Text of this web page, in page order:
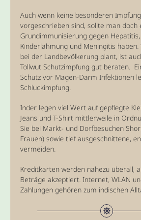
Auch wenn keine besonderen
vorgeschrieben sind, sollte man doch
Grundimmunisierung gegen Hepatitis,
Kinderlähmung und Meningitis haben.
bei der Landbevölkerung plant, ist
Tollwut Schutzimpfung gut beraten.
Schutz vor Magen-Darm Infektionen
Schluckimpfung.
Inder legen viel Wert auf gepflegte
Jeans und T-Shirt mittlerweile in
Sie bei Markt- und Dorfbesuchen
Frauen) sowie tief ausgeschnittene,
vermeiden.
Kreditkarten werden nahezu überall,
Beträge akzeptiert. Internet, WLAN
Zahlungen gehören zum indischen